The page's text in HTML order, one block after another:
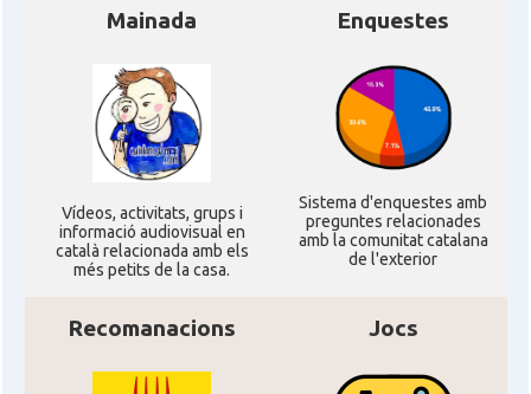
CAMON Catalans a NEBRASKA
CAMON Catalans a NEW MEXICO
CAMON Catalans a New Orleans
CAMON CATALANS A NEW YORK
Mainada
Ví­deos, activitats, grups i
informació audiovisual en
català relacionada amb els
més petits de la casa.
Enquestes
Sistema d'enquestes amb
preguntes relacionades
amb la comunitat catalana
de l'exterior
Recomanacions Jocs